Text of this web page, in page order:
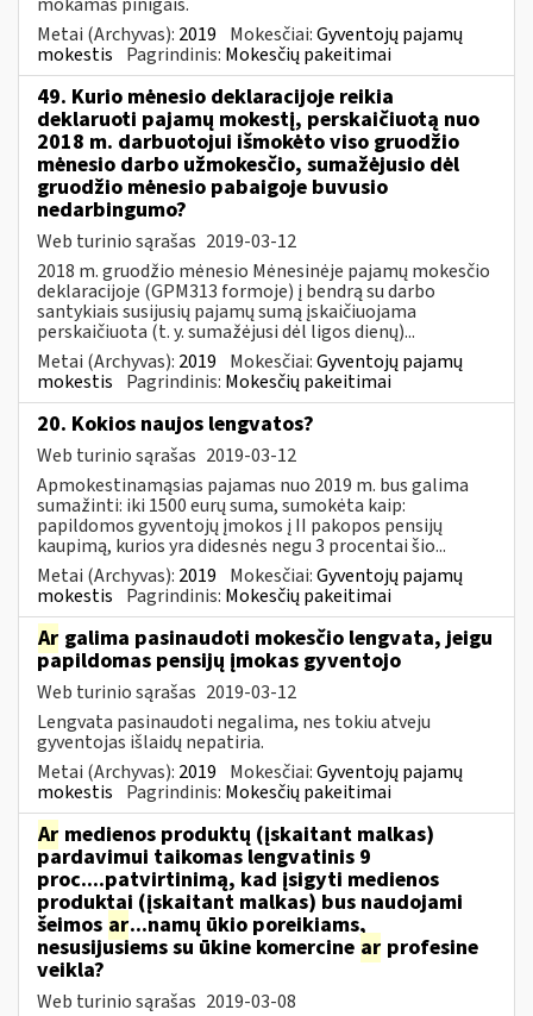
Metai (Archyvas): 2019 Mokesčiai:Gyventojų pajamų
mokestis Pagrindinis: Mokesčių pakeitimai
49. Kurio mėnesio deklaracijoje reikia
deklaruoti pajamų mokestį, perskaičiuotą nuo
2018 m. darbuotojui išmokėto viso gruodžio
mėnesio darbo užmokesčio, sumažėjusio dėl
gruodžio mėnesio pabaigoje buvusio
nedarbingumo?
Web turinio sąrašas 2019-03-12
2018 m. gruodžio mėnesio Mėnesinėje pajamų mokesčio
deklaracijoje (GPM313 formoje) į bendrą su darbo
santykiais susijusių pajamų sumą įskaičiuojama
perskaičiuota (t. y. sumažėjusi dėl ligos dienų)...
Metai (Archyvas): 2019 Mokesčiai:Gyventojų pajamų
mokestis Pagrindinis: Mokesčių pakeitimai
20. Kokios naujos lengvatos?
Web turinio sąrašas 2019-03-12
Apmokestinamąsias pajamas nuo 2019 m. bus galima
sumažinti: iki 1500 eurų suma, sumokėta kaip:
papildomos gyventojų įmokos į II pakopos pensijų
kaupimą, kurios yra didesnės negu 3 procentai šio...
Metai (Archyvas): 2019 Mokesčiai:Gyventojų pajamų
mokestis Pagrindinis: Mokesčių pakeitimai
Ar galima pasinaudoti mokesčio lengvata, jeigu
papildomas pensijų įmokas gyventojo
Web turinio sąrašas 2019-03-12
Lengvata pasinaudoti negalima, nes tokiu atveju
gyventojas išlaidų nepatiria.
Metai (Archyvas): 2019 Mokesčiai:Gyventojų pajamų
mokestis Pagrindinis: Mokesčių pakeitimai
Ar medienos produktų (įskaitant malkas)
pardavimui taikomas lengvatinis 9
proc....patvirtinimą, kad įsigyti medienos
produktai (įskaitant malkas) bus naudojami
šeimos ar...namų ūkio poreikiams,
nesusijusiems su ūkine komercine ar profesine
veikla?
Web turinio sąrašas 2019-03-08